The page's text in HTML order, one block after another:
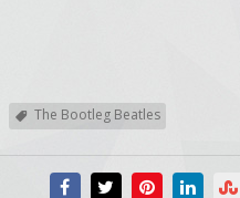
The Bootleg Beatles